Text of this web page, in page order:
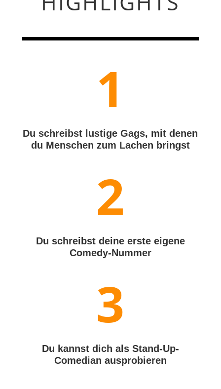
1
Du schreibst lustige Gags, mit denen
du Menschen zum Lachen bringst
2
Du schreibst deine erste eigene
Comedy-Nummer
3
Du kannst dich als Stand-Up-
Comedian ausprobieren